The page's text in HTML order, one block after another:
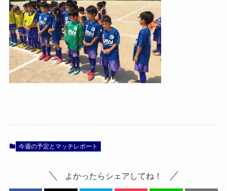
今週の予定とマッチレポート
よかったらシェアしてね！